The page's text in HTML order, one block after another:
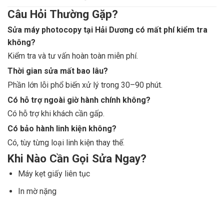
Câu Hỏi Thường Gặp?
Sửa máy photocopy tại Hải Dương có mất phí kiểm tra
không?
Kiểm tra và tư vấn hoàn toàn miễn phí.
Thời gian sửa mất bao lâu?
Phần lớn lỗi phổ biến xử lý trong 30–90 phút.
Có hỗ trợ ngoài giờ hành chính không?
Có hỗ trợ khi khách cần gấp.
Có bảo hành linh kiện không?
Có, tùy từng loại linh kiện thay thế.
Khi Nào Cần Gọi Sửa Ngay?
Máy kẹt giấy liên tục
In mờ nặng